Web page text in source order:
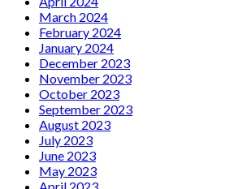
March 2024
February 2024
January 2024
December 2023
November 2023
October 2023
September 2023
August 2023
July 2023
June 2023
May 2023